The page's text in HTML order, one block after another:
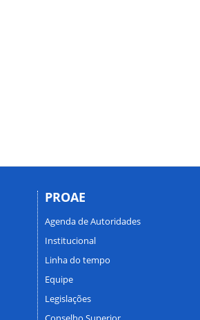
PROAE
Agenda de Autoridades
Institucional
Linha do tempo
Equipe
Legislações